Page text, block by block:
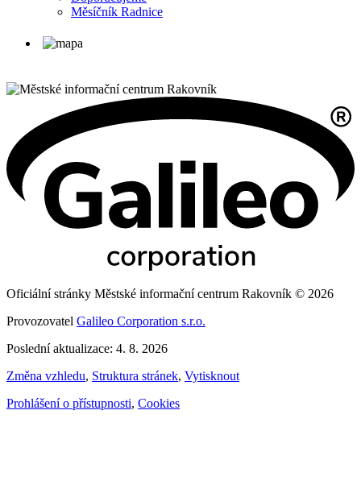
Měsíčník Radnice
Oficiální stránky Městské informační centrum Rakovník © 2026
Provozovatel Galileo Corporation s.r.o.
Poslední aktualizace: 4. 8. 2026
Změna vzhledu, Struktura stránek, Vytisknout
Prohlášení o přístupnosti, Cookies